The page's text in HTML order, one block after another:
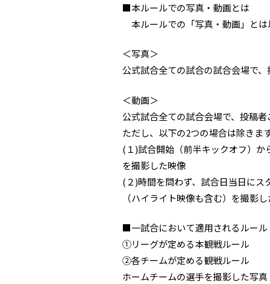
■本ルールでの写真・動画とは
本ルールでの「写真・動画」と
＜写真＞
公式試合全ての試合の試合会場で
＜動画＞
公式試合全ての試合会場で、投稿
ただし、以下の2つの場合は除きま
(１)試合開始（前半キックオフ）
を撮影した映像
(２)時間を問わず、試合日当日に
（ハイライト映像も含む）を撮影
■一試合において適用されるルール
①リーグが定める本観戦ルール
②各チームが定める観戦ルール
ホームチームの選手を撮影した写